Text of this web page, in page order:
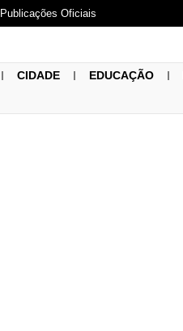
Publicações Oficiais
CIDADE EDUCAÇÃO